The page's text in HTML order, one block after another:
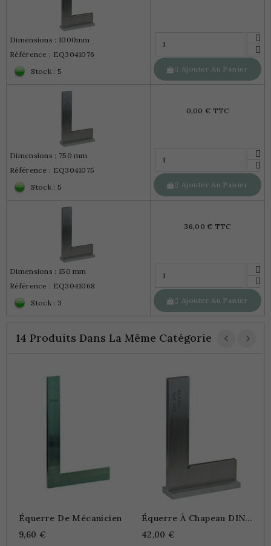
Dimensions : 1000mm
Référence : EQ3041076
Stock : 5
 Ajouter Au Panier
Dimensions : 750 mm
Référence : EQ3041075
Stock : 5
0,00 € TTC
 Ajouter Au Panier
Dimensions : 150 mm
Référence : EQ3041068
Stock : 3
36,00 € TTC
 Ajouter Au Panier
14 Produits Dans La Même Catégorie
Équerre De Mécanicien
9,60 €
Équerre À Chapeau DIN
875/1 INOX
42,00 €